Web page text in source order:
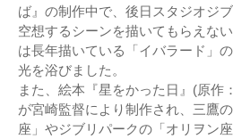
ば』の制作中で、後日スタジオジ
空想するシーンを描いてもらえな
は長年描いている「イバラード」
光を浴びました。
また、絵本『星をかった日』(原作
が宮崎監督により制作され、三鷹
座」やジブリパークの「オリヲン